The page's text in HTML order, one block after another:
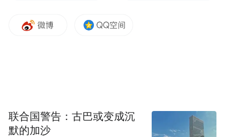
定好评与复购。这四个标准,也是本文排序的
联合国警告：古巴或变成沉
默的加沙